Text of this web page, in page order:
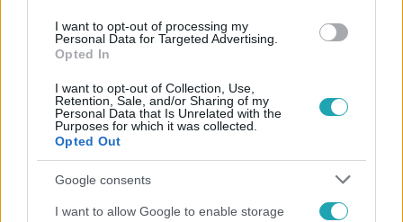
I want to opt-out of processing my
Personal Data for Targeted Advertising.
Opted In
I want to opt-out of Collection, Use,
Retention, Sale, and/or Sharing of my
Personal Data that Is Unrelated with the
Purposes for which it was collected.
Opted Out
Google consents
I want to allow Google to enable storage